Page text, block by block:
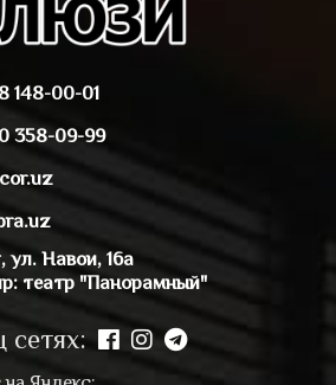
148-00-01
358-09-99
ул. Навои, 16а
театр "Панорамный"